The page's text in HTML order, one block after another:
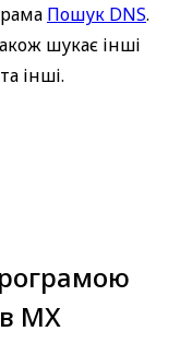
Пошук DNS.
шукає інші
інші.
MX